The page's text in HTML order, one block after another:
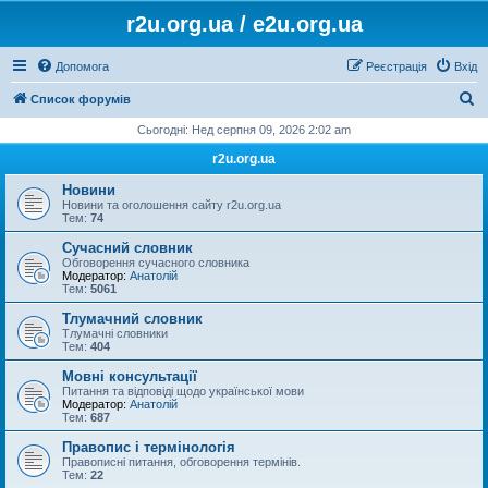
r2u.org.ua / e2u.org.ua
Допомога Вхід
Реєстрація
Список форумів
у
Сьогодні: Нед серпня 09, 2026 2:02 am
r2u.org.ua
Новини
Новини та оголошення сайту r2u.org.ua
Тем: 74
Сучасний словник
Обговорення сучасного словника
Модератор: Анатолій
Тем: 5061
Тлумачний словник
Тлумачні словники
Тем: 404
Мовні консультації
Питання та відповіді щодо української мови
Модератор: Анатолій
Тем: 687
Правопис і термінологія
Правописні питання, обговорення термінів.
Тем: 22